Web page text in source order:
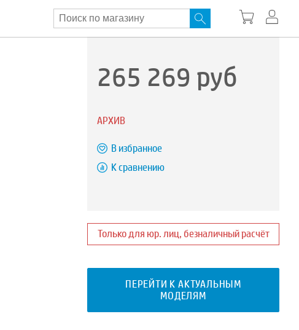
265 269 руб
АРХИВ
В избранное
К сравнению
Только для юр. лиц, безналичный расчёт
ПЕРЕЙТИ К АКТУАЛЬНЫМ
МОДЕЛЯМ